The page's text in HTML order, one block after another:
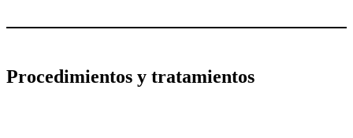
Procedimientos y tratamientos